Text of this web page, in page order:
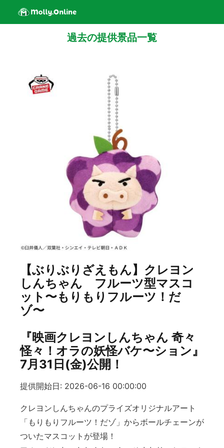
過去の提供景品一覧
【ぶりぶりざえもん】クレヨン
しんちゃん フルーツ型マスコ
ット〜もりもりフルーツ！だ
ゾ〜
『映画クレヨンしんちゃん 奇々
怪々！オラの妖怪バケ〜ション』
7月31日(金)公開！
提供開始日: 2026-06-16 00:00:00
クレヨンしんちゃんのプライズオリジナルアート
「もりもりフルーツ！だゾ」からボールチェーンが
ついたマスコットが登場！